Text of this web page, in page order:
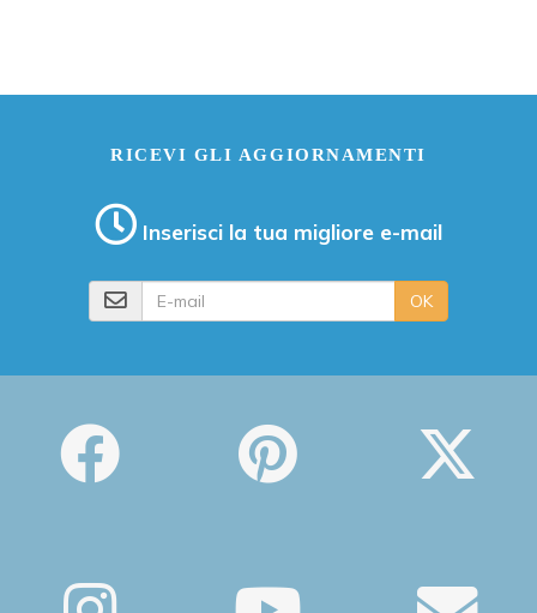
RICEVI GLI AGGIORNAMENTI
Inserisci la tua migliore e-mail
OK